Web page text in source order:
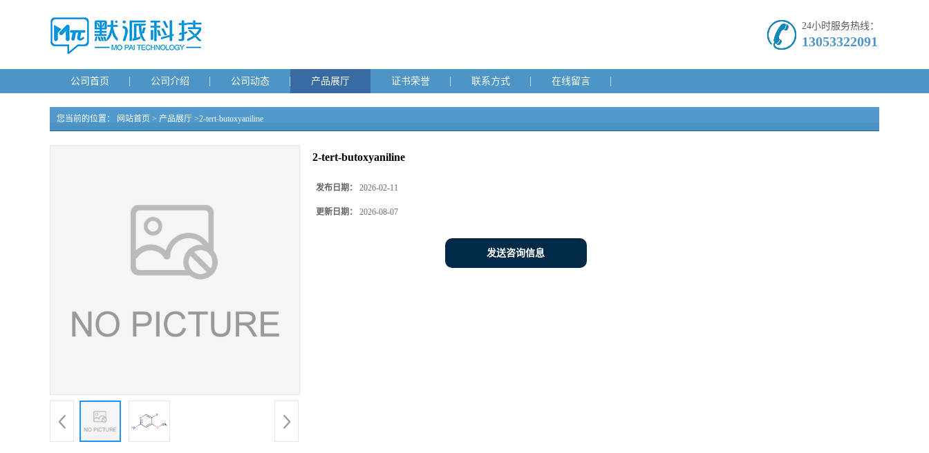
24小时服务热线：
13053322091
公司首页 公司介绍 公司动态 产品展厅 证书荣誉 联系方式 在线留言
您当前的位置： 网站首页 > 产品展厅 >2-tert-butoxyaniline
2-tert-butoxyaniline
发布日期： 2026-02-11
更新日期： 2026-08-07
发送咨询信息